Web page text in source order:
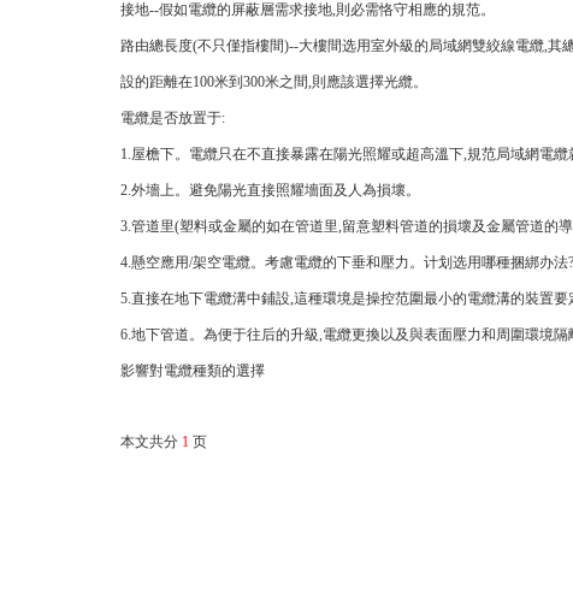
接地--假如電纜的屏蔽層需求接地,則必需恪守相應的規范。
路由總長度(不只僅指樓間)--大樓間选用室外級的局域網雙絞線電纜,其
設的距離在100米到300米之間,則應該選擇光纜。
電纜是否放置于:
1.屋檐下。電纜只在不直接暴露在陽光照耀或超高溫下,規范局域網電纜
2.外墻上。避免陽光直接照耀墻面及人為損壞。
3.管道里(塑料或金屬的如在管道里,留意塑料管道的損壞及金屬管道的導
4.懸空應用/架空電纜。考慮電纜的下垂和壓力。计划选用哪種捆綁办法
5.直接在地下電纜溝中鋪設,這種環境是操控范圍最小的電纜溝的裝置要
6.地下管道。為便于往后的升級,電纜更換以及與表面壓力和周圍環境
影響對電纜種類的選擇
本文共分 1 页